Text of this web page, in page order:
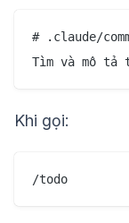
# .claude/
Khi gọi: